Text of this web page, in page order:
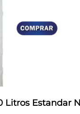
Litros Estandar